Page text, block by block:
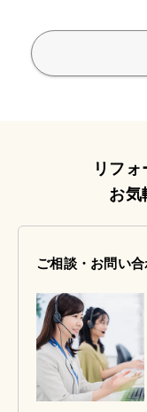
リフ
お気
ご相談・お問い